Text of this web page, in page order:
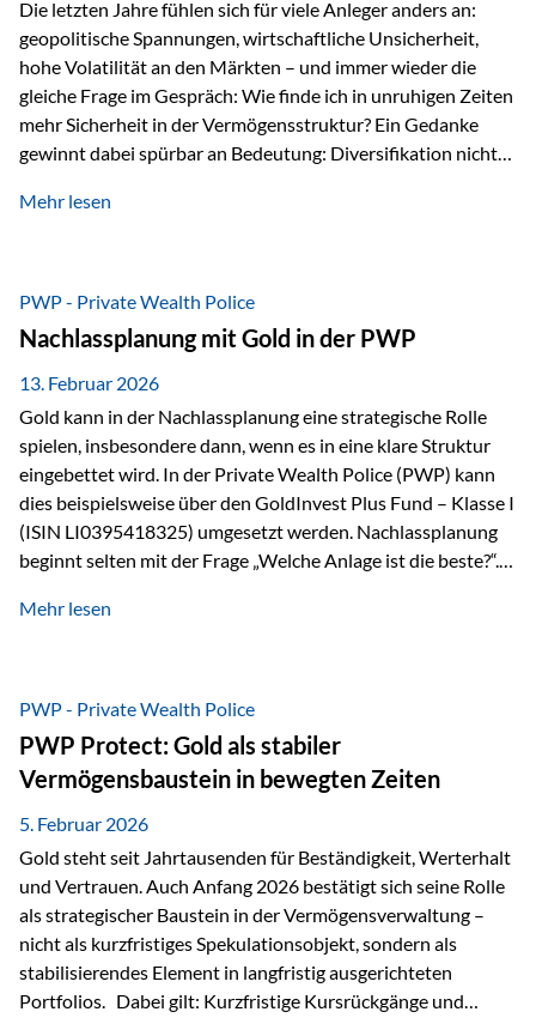
Die letzten Jahre fühlen sich für viele Anleger anders an:
geopolitische Spannungen, wirtschaftliche Unsicherheit,
hohe Volatilität an den Märkten – und immer wieder die
gleiche Frage im Gespräch: Wie finde ich in unruhigen Zeiten
mehr Sicherheit in der Vermögensstruktur? Ein Gedanke
gewinnt dabei spürbar an Bedeutung: Diversifikation nicht
Wer Vermögen ausschließlich in einem Rechtsraum
Liechtenstein eine Rolle spielen: außerhalb der EU, ohne
Euro, mit einem eigenständigen Rechts- und Finanzplatz.
Und genau an dieser Stelle setzt der 3-Zellenschutz an –…
Mehr lesen
PWP - Private Wealth Police
Nachlassplanung mit Gold in der PWP
13. Februar 2026
Gold kann in der Nachlassplanung eine strategische Rolle
spielen, insbesondere dann, wenn es in eine klare Struktur
eingebettet wird. In der Private Wealth Police (PWP) kann
dies beispielsweise über den GoldInvest Plus Fund – Klasse I
(ISIN LI0395418325) umgesetzt werden. Nachlassplanung
beginnt selten mit der Frage „Welche Anlage ist die beste?“.
was bekommen – wann – und in welcher Struktur?Und vor
bei größeren Vermögen ist das entscheidend.
Mehr lesen
PWP - Private Wealth Police
PWP Protect: Gold als stabiler
Vermögensbaustein in bewegten Zeiten
5. Februar 2026
Gold steht seit Jahrtausenden für Beständigkeit, Werterhalt
und Vertrauen. Auch Anfang 2026 bestätigt sich seine Rolle
als strategischer Baustein in der Vermögensverwaltung –
nicht als kurzfristiges Spekulationsobjekt, sondern als
stabilisierendes Element in langfristig ausgerichteten
Portfolios. Dabei gilt: Kurzfristige Kursrückgänge und